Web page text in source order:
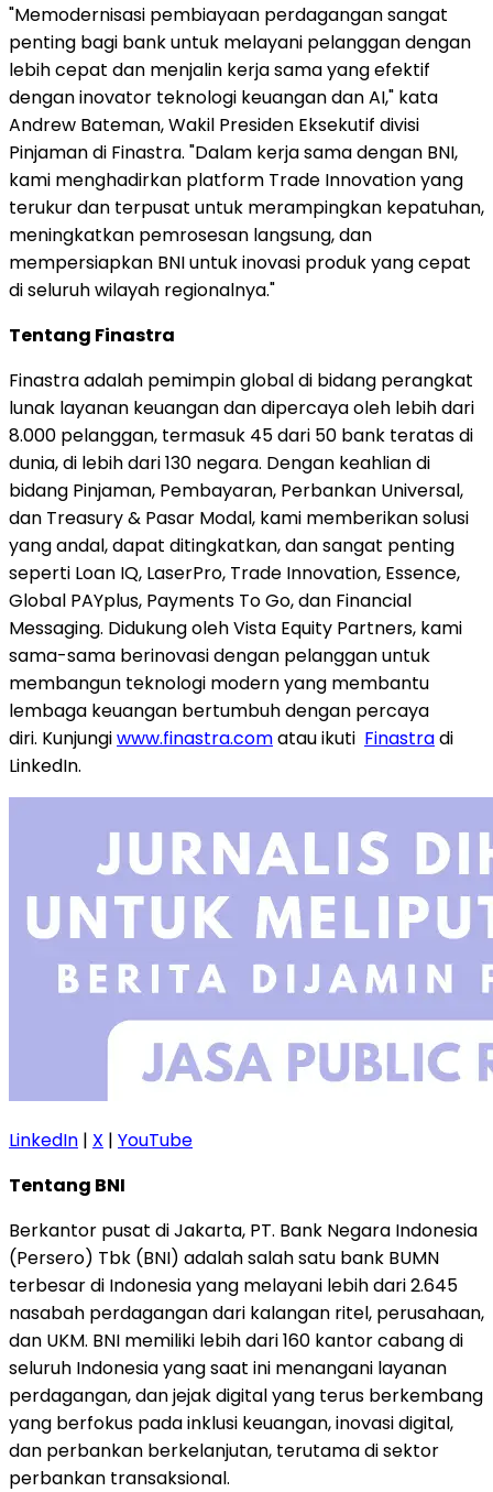
"Memodernisasi pembiayaan perdagangan sangat
penting bagi bank untuk melayani pelanggan dengan
lebih cepat dan menjalin kerja sama yang efektif
dengan inovator teknologi keuangan dan AI," kata
Andrew Bateman, Wakil Presiden Eksekutif divisi
Pinjaman di Finastra. "Dalam kerja sama dengan BNI,
kami menghadirkan platform Trade Innovation yang
terukur dan terpusat untuk merampingkan kepatuhan,
meningkatkan pemrosesan langsung, dan
mempersiapkan BNI untuk inovasi produk yang cepat
di seluruh wilayah regionalnya."
Tentang Finastra
Finastra adalah pemimpin global di bidang perangkat
lunak layanan keuangan dan dipercaya oleh lebih dari
8.000 pelanggan, termasuk 45 dari 50 bank teratas di
dunia, di lebih dari 130 negara. Dengan keahlian di
bidang Pinjaman, Pembayaran, Perbankan Universal,
dan Treasury & Pasar Modal, kami memberikan solusi
yang andal, dapat ditingkatkan, dan sangat penting
seperti Loan IQ, LaserPro, Trade Innovation, Essence,
Global PAYplus, Payments To Go, dan Financial
Messaging. Didukung oleh Vista Equity Partners, kami
sama-sama berinovasi dengan pelanggan untuk
membangun teknologi modern yang membantu
lembaga keuangan bertumbuh dengan percaya
diri. Kunjungiwww.finastra.comatau ikuti Finastradi
LinkedIn.
LinkedIn | X | YouTube
Tentang BNI
Berkantor pusat di Jakarta, PT. Bank Negara Indonesia
(Persero) Tbk (BNI) adalah salah satu bank BUMN
terbesar di Indonesia yang melayani lebih dari 2.645
nasabah perdagangan dari kalangan ritel, perusahaan,
dan UKM. BNI memiliki lebih dari 160 kantor cabang di
seluruh Indonesia yang saat ini menangani layanan
perdagangan, dan jejak digital yang terus berkembang
yang berfokus pada inklusi keuangan, inovasi digital,
dan perbankan berkelanjutan, terutama di sektor
perbankan transaksional.